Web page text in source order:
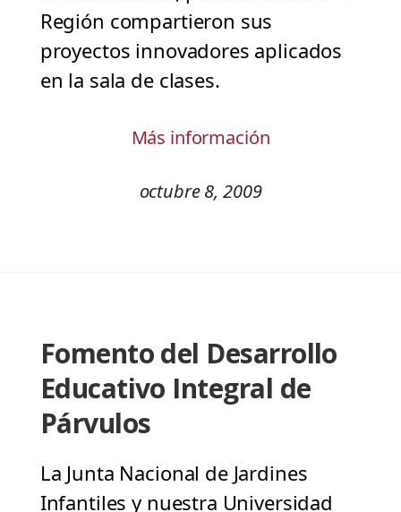
Región compartieron sus
proyectos innovadores aplicados
en la sala de clases.
Más información
octubre 8, 2009
Fomento del Desarrollo
Educativo Integral de
Párvulos
La Junta Nacional de Jardines
Infantiles y nuestra Universidad